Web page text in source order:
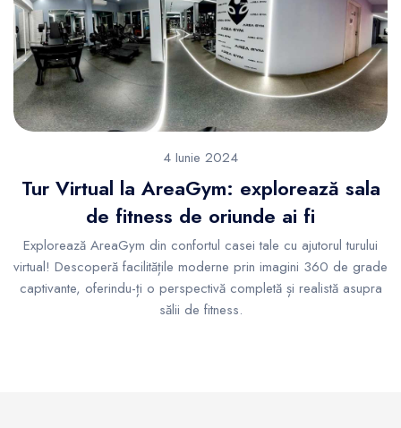
4 Iunie 2024
Tur Virtual la AreaGym: explorează sala
de fitness de oriunde ai fi
Explorează AreaGym din confortul casei tale cu ajutorul turului
virtual! Descoperă facilitățile moderne prin imagini 360 de grade
captivante, oferindu-ți o perspectivă completă și realistă asupra
sălii de fitness.